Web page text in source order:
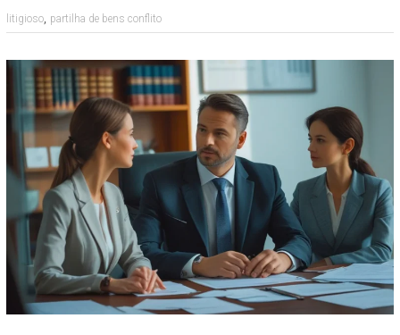
litigioso, partilha de bens conflito